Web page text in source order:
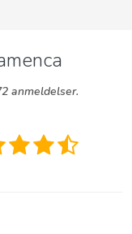
anmeldelser.